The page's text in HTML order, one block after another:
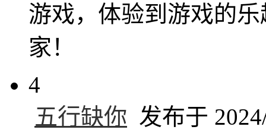
游戏，体验到游戏的
家！
4
五行缺你 发布于